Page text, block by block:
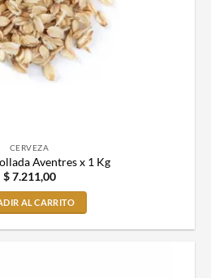
CERVEZA
Aventres x 1 Kg
$7.211,00
AL CARRITO